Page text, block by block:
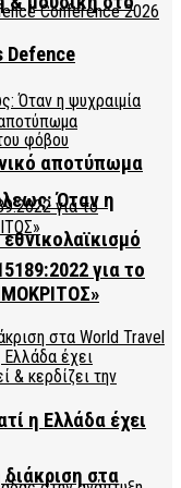
Όταν η
στα
αποτύπωμα
για το
η Ελλάδα έχει